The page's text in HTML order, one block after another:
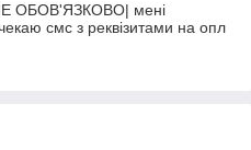
ОБОВ'ЯЗКОВО| мені
смс з реквізитами на опл